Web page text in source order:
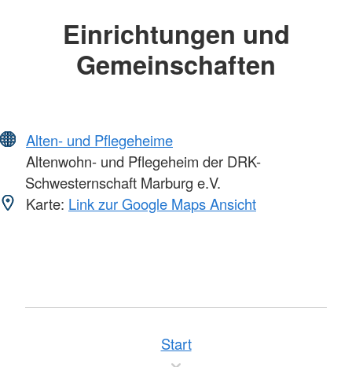
Einrichtungen und
Gemeinschaften
Alten- und Pflegeheime
Altenwohn- und Pflegeheim der DRK-
Schwesternschaft Marburg e.V.
Karte: Link zur Google Maps Ansicht
Start